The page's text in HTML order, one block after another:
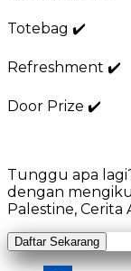
Totebag ✔️
Refreshment ✔️
Door Prize ✔️
Tunggu apa
dengan
Palestine, Cerita
Daftar Sekarang